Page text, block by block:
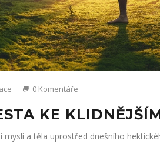
0 Komentáře
KE
mysli a těla uprostřed dnešního